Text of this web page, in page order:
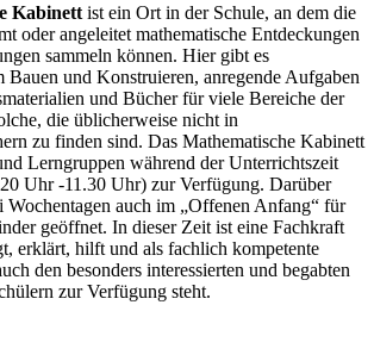
Kabinett ist ein Ort in der Schule, an dem die
oder angeleitet mathematische Entdeckungen
sammeln können. Hier gibt es
Bauen und Konstruieren, anregende Aufgaben
und Bücher für viele Bereiche der
die üblicherweise nicht in
zu finden sind. Das Mathematische Kabinett
Lerngruppen während der Unterrichtszeit
Uhr -11.30 Uhr) zur Verfügung. Darüber
Wochentagen auch im „Offenen Anfang“ für
geöffnet. In dieser Zeit ist eine Fachkraft
erklärt, hilft und als fachlich kompetente
den besonders interessierten und begabten
zur Verfügung steht.